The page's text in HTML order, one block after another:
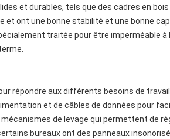
et durables, tels que des cadres en bois
et ont une bonne stabilité et une bonne
traitée pour être imperméable à
répondre aux différents besoins de
et de câbles de données pour
de levage qui permettent de
bureaux ont des panneaux